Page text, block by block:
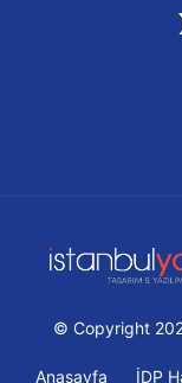
© Copyright
Anasayfa İDP